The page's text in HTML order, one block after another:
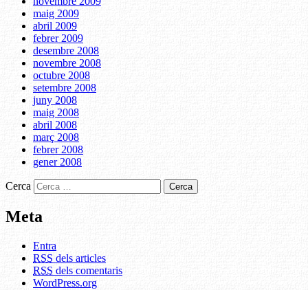
maig 2009
abril 2009
febrer 2009
desembre 2008
novembre 2008
octubre 2008
setembre 2008
juny 2008
maig 2008
abril 2008
març 2008
febrer 2008
gener 2008
Cerca
Meta
Entra
RSS dels articles
RSS dels comentaris
WordPress.org